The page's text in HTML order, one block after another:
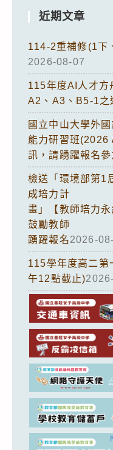
近期文章
114-2重補修(1下
2026-08-07
115年度AI人才方
A2、A3、B5-1之
國立中山大學外
能力研習班
訊，請踴躍報名參
檢送「環境部第1
成培力計
畫」【教師培力
鼓勵教師
踴躍報名2026-
115學年度高二第
午12點截止)